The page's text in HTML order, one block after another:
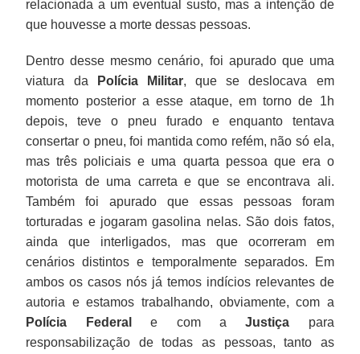
relacionada a um eventual susto, mas a intenção de
que houvesse a morte dessas pessoas.
Dentro desse mesmo cenário, foi apurado que uma
viatura da
Polícia Militar, que se deslocava em
momento posterior a esse ataque, em torno de 1h
depois, teve o pneu furado e enquanto tentava
consertar o pneu, foi mantida como refém, não só ela,
mas três policiais e uma quarta pessoa que era o
motorista de uma carreta e que se encontrava ali.
Também foi apurado que essas pessoas foram
torturadas e jogaram gasolina nelas. São dois fatos,
ainda que interligados, mas que ocorreram em
cenários distintos e temporalmente separados. Em
ambos os casos nós já temos indícios relevantes de
autoria e estamos trabalhando, obviamente, com a
Polícia Federal
e com aJustiça para
responsabilização de todas as pessoas, tanto as